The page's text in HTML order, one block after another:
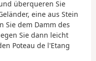
überqueren Sie
eine aus Stein
Sie dem Damm des
Sie dann leicht
Poteau de l'Etang